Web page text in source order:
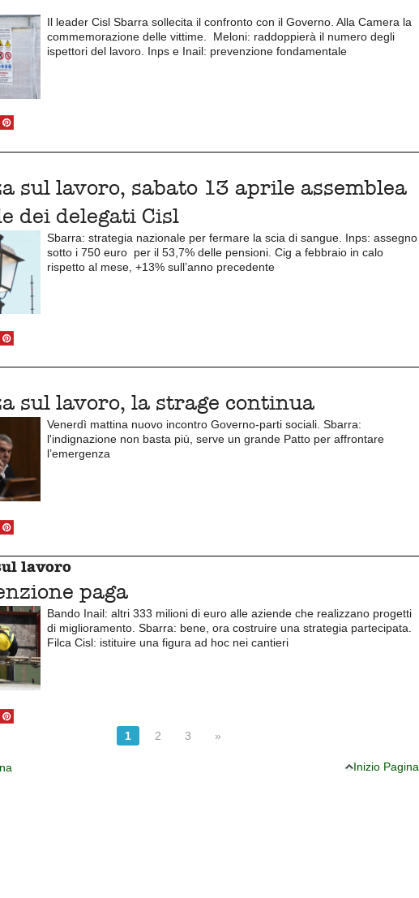
Il leader Cisl Sbarra sollecita il confronto con il Governo. Alla Camera la
commemorazione delle vittime. Meloni: raddoppierà il numero degli
ispettori del lavoro. Inps e Inail: prevenzione fondamentale
sul lavoro, sabato 13 aprile assemblea
dei delegati Cisl
Sbarra: strategia nazionale per fermare la scia di sangue. Inps: assegno
sotto i 750 euro per il 53,7% delle pensioni. Cig a febbraio in calo
rispetto al mese, +13% sull’anno precedente
sul lavoro, la strage continua
Venerdì mattina nuovo incontro Governo-parti sociali. Sbarra:
l'indignazione non basta più, serve un grande Patto per affrontare
l’emergenza
lavoro
paga
Bando Inail: altri 333 milioni di euro alle aziende che realizzano progetti
di miglioramento. Sbarra: bene, ora costruire una strategia partecipata.
Filca Cisl: istituire una figura ad hoc nei cantieri
1 2 3 »
Inizio Pagina